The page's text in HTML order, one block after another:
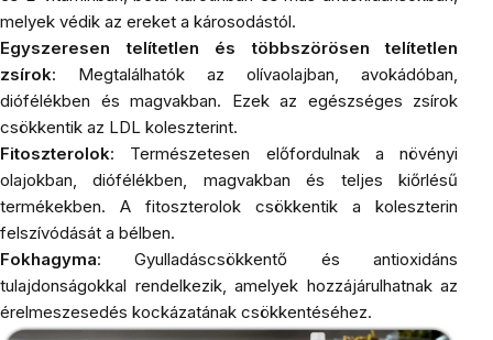
melyek védik az ereket a károsodástól.
Egyszeresen telítetlen és többszörösen telítetlen
zsírok: Megtalálhatók az olívaolajban, avokádóban,
diófélékben és magvakban. Ezek az egészséges zsírok
csökkentik az LDL koleszterint.
Fitoszterolok: Természetesen előfordulnak a növényi
olajokban,diófélékben, magvakban és teljes kiőrlésű
termékekben. A fitoszterolok csökkentik a koleszterin
felszívódását a bélben.
Fokhagyma: Gyulladáscsökkentő és antioxidáns
tulajdonságokkal rendelkezik, amelyek hozzájárulhatnak az
érelmeszesedés kockázatának csökkentéséhez.